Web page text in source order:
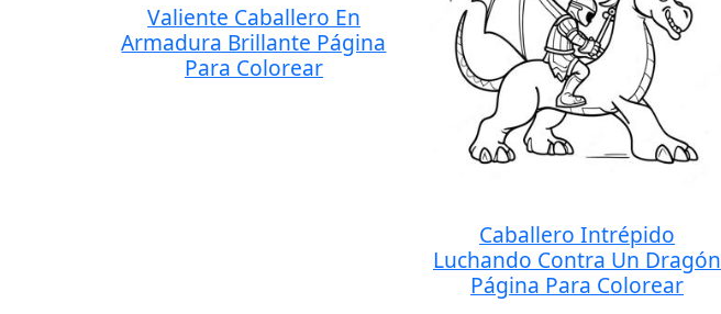
Valiente Caballero En
Armadura Brillante Página
Para Colorear
Caballero Intrépido
Luchando Contra Un Dragón
Página Para Colorear